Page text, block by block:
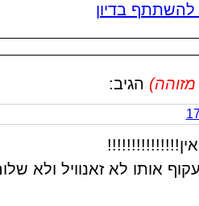
בדיון
הגיב:
אותו לא זאנוויל ולא